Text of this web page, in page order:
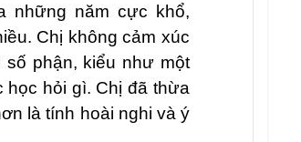
những năm cực khổ,
Chị không cảm xúc
phận, kiểu như một
học hỏi gì. Chị đã thừa
là tính hoài nghi và ý